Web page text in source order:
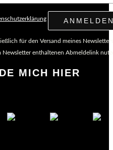
für den Versand meines
Newsletter enthaltenen Abmeldelink
MICH HIER